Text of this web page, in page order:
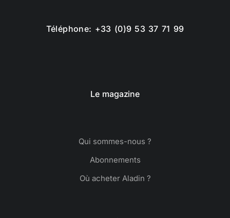
Téléphone: +33 (0)9 53 37 71 99
Le magazine
Qui sommes-nous ?
Abonnements
Où acheter Aladin ?